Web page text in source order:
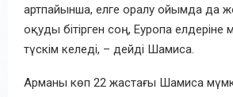
артпайынша, елге оралу ойымда да
оқуды бітірген соң, Еуропа елдеріне
түскім келеді, – дейді Шамиса.
Арманы көп 22 жастағы Шамиса